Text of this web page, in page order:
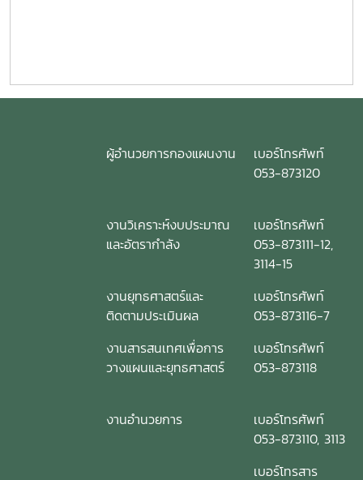
ผู้อำนวยการกองแผนงาน
เบอร์โทรศัพท์
053-873120
งานวิเคราะห์งบประมาณ
และอัตรากำลัง
เบอร์โทรศัพท์
053-873111-12,
3114-15
งานยุทธศาสตร์และ
ติดตามประเมินผล
เบอร์โทรศัพท์
053-873116-7
งานสารสนเทศเพื่อการ
วางแผนและยุทธศาสตร์
เบอร์โทรศัพท์
053-873118
งานอำนวยการ
เบอร์โทรศัพท์
053-873110, 3113
เบอร์โทรสาร